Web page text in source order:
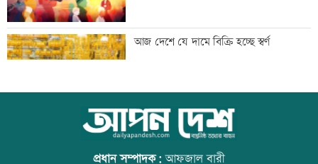
প্রস্তুতি ম্যাচে অপ্রস্তুত বাংলাদেশ
ফেনীর বন্ধ গ্যাসক্ষেত্র চালুর উদ্যোগ নেই,
হতাশ এলাকাবাসী
আজ দেশে যে দামে বিক্রি হচ্ছে স্বর্ণ
আজ বিশ্ব বন্ধু দিবস
প্রধান সম্পাদক:আফজাল বারী